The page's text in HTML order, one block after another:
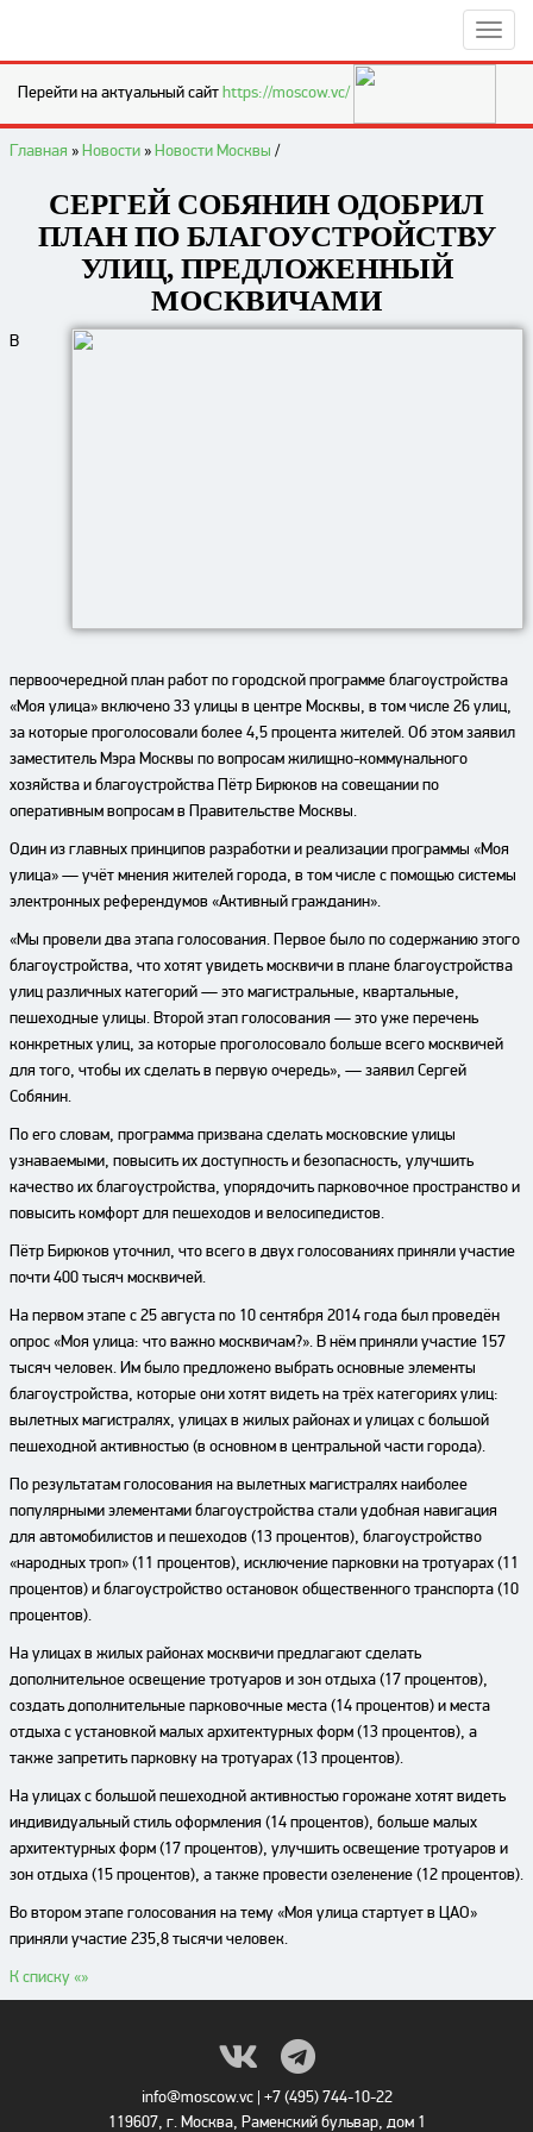
Перейти на актуальный сайтhttps://moscow.vc/
Главная »Новости»Новости Москвы /
СЕРГЕЙ СОБЯНИН ОДОБРИЛ
ПЛАН ПО БЛАГОУСТРОЙСТВУ
УЛИЦ, ПРЕДЛОЖЕННЫЙ
МОСКВИЧАМИ
В
первоочередной план работ по городской программе благоустройства
«Моя улица» включено 33 улицы в центре Москвы, в том числе 26 улиц,
за которые проголосовали более 4,5 процента жителей. Об этом заявил
заместитель Мэра Москвы по вопросам жилищно-коммунального
хозяйства и благоустройства Пётр Бирюков на совещании по
оперативным вопросам в Правительстве Москвы.
Один из главных принципов разработки и реализации программы «Моя
улица» — учёт мнения жителей города, в том числе с помощью системы
электронных референдумов «Активный гражданин».
«Мы провели два этапа голосования. Первое было по содержанию этого
благоустройства, что хотят увидеть москвичи в плане благоустройства
улиц различных категорий — это магистральные, квартальные,
пешеходные улицы. Второй этап голосования — это уже перечень
конкретных улиц, за которые проголосовало больше всего москвичей
для того, чтобы их сделать в первую очередь», — заявил Сергей
Собянин.
По его словам, программа призвана сделать московские улицы
узнаваемыми, повысить их доступность и безопасность, улучшить
качество их благоустройства, упорядочить парковочное пространство и
повысить комфорт для пешеходов и велосипедистов.
Пётр Бирюков уточнил, что всего в двух голосованиях приняли участие
почти 400 тысяч москвичей.
На первом этапе с 25 августа по 10 сентября 2014 года был проведён
опрос «Моя улица: что важно москвичам?». В нём приняли участие 157
тысяч человек. Им было предложено выбрать основные элементы
благоустройства, которые они хотят видеть на трёх категориях улиц:
вылетных магистралях, улицах в жилых районах и улицах с большой
пешеходной активностью (в основном в центральной части города).
По результатам голосования на вылетных магистралях наиболее
популярными элементами благоустройства стали удобная навигация
для автомобилистов и пешеходов (13 процентов), благоустройство
«народных троп» (11 процентов), исключение парковки на тротуарах (11
процентов) и благоустройство остановок общественного транспорта (10
процентов).
На улицах в жилых районах москвичи предлагают сделать
дополнительное освещение тротуаров и зон отдыха (17 процентов),
создать дополнительные парковочные места (14 процентов) и места
отдыха с установкой малых архитектурных форм (13 процентов), а
также запретить парковку на тротуарах (13 процентов).
На улицах с большой пешеходной активностью горожане хотят видеть
индивидуальный стиль оформления (14 процентов), больше малых
архитектурных форм (17 процентов), улучшить освещение тротуаров и
зон отдыха (15 процентов), а также провести озеленение (12 процентов).
Во втором этапе голосования на тему «Моя улица стартует в ЦАО»
приняли участие 235,8 тысячи человек.
К списку «»
info@moscow.vc| +7 (495) 744-10-22
119607, г. Москва, Раменский бульвар, дом 1